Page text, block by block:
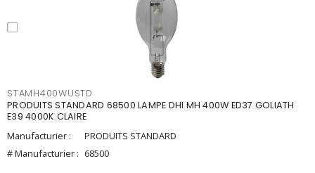
STAMH400WUSTD
PRODUITS STANDARD 68500 LAMPE DHI MH 400W ED37 GOLIATH
E39 4000K CLAIRE
Manufacturier :
PRODUITS STANDARD
# Manufacturier : 68500